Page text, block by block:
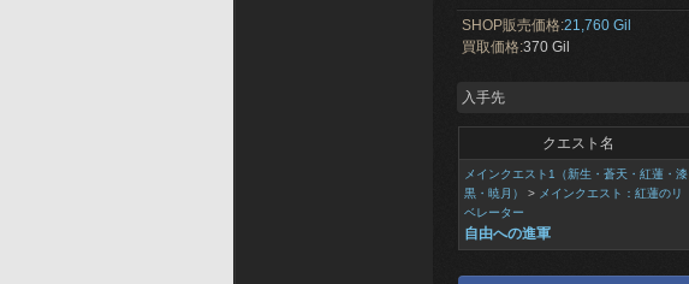
SHOP販売価格:21,760 Gil
買取価格:370 Gil
入手先
クエスト名
メインクエスト1（新生・蒼天・紅蓮・漆
黒・暁月）
> メインクエスト：紅蓮のリ
ベレーター
自由への進軍